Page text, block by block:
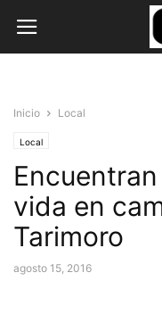
Inicio Local
Local
vida en
Tarimoro
agosto 15, 2016